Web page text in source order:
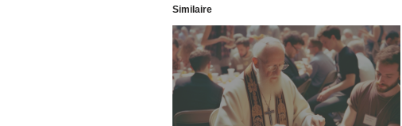
Similaire